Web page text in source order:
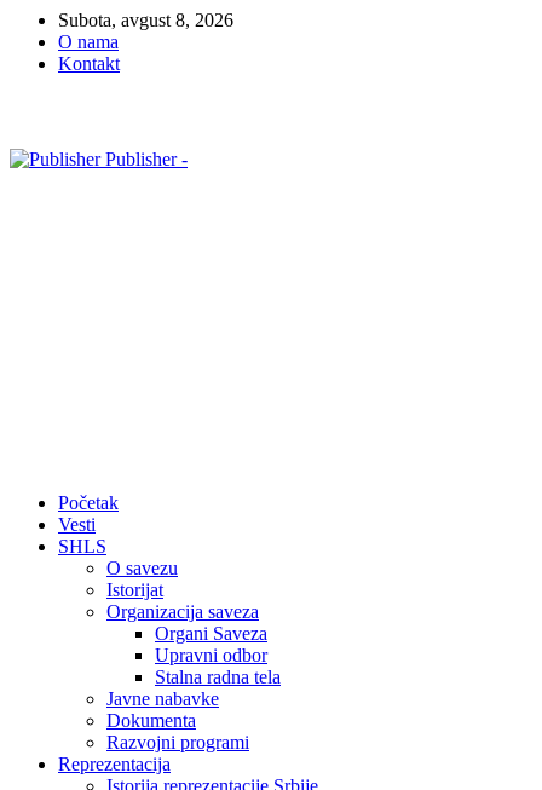
Subota, avgust 8, 2026
O nama
Kontakt
Publisher -
Početak
Vesti
SHLS
O savezu
Istorijat
Organizacija saveza
Organi Saveza
Upravni odbor
Stalna radna tela
Javne nabavke
Dokumenta
Razvojni programi
Reprezentacija
Istorija reprezentacije Srbije